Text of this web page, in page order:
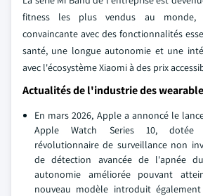
fitness les plus vendus au monde,
convaincante avec des fonctionnalités
santé, une longue autonomie et une
avec l'écosystème Xiaomi à des prix
Actualités de l'industrie des
En mars 2026, Apple a annoncé le
Apple Watch Series 10, dotée
révolutionnaire de surveillance non
de détection avancée de l'apnée
autonomie améliorée pouvant
nouveau modèle introduit